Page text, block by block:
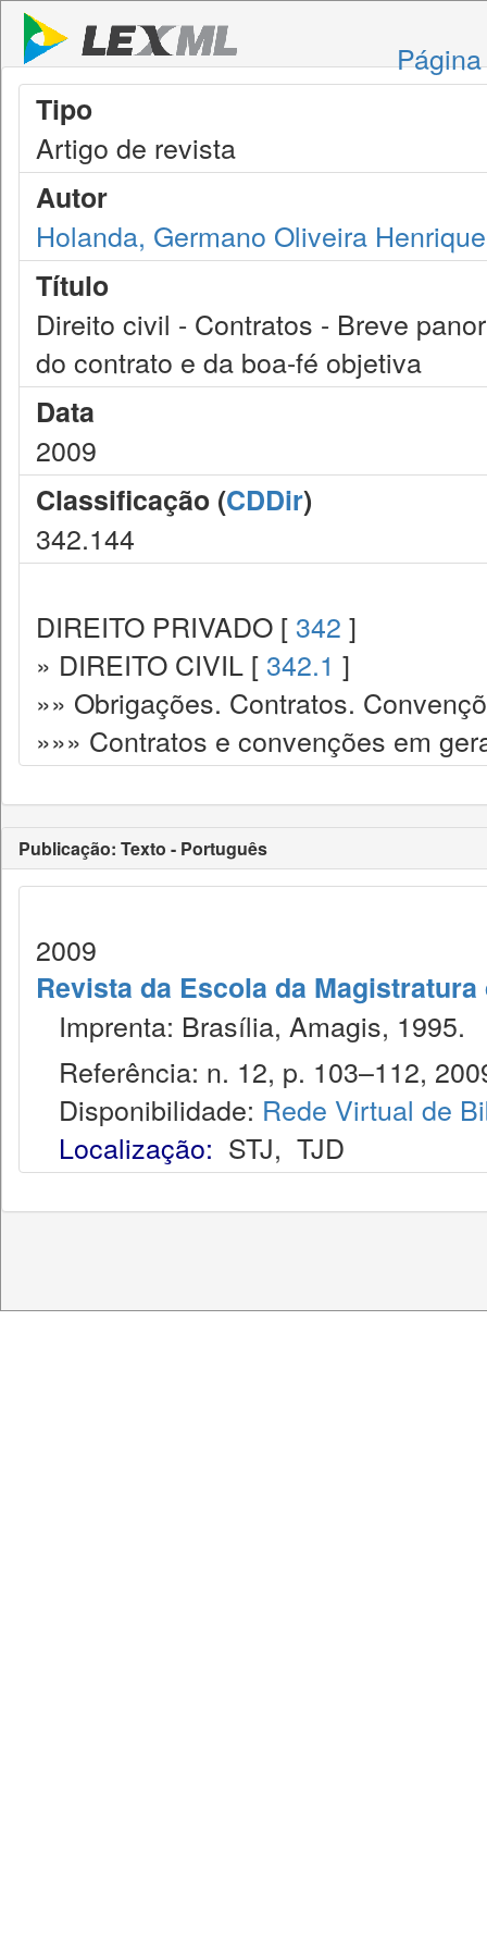
Tipo
Artigo de revista
Autor
Holanda, Germano Oliveira
Título
Direito civil - Contratos - Breve
do contrato e da boa-fé objetiva
Data
2009
Classificação (CDDir)
342.144
DIREITO PRIVADO [ 342 ]
» DIREITO CIVIL [ 342.1 ]
»» Obrigações. Contratos.
»»» Contratos e convenções em
Publicação: Texto - Português
2009
Revista da Escola da
Imprenta: Brasília, Amagis, 1995.
Referência: n. 12, p. 103–112,
Disponibilidade: Rede Virtual de
Localização: STJ, TJD